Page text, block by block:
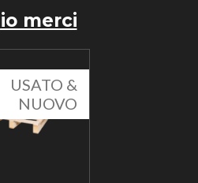
merci
USATO &
NUOVO